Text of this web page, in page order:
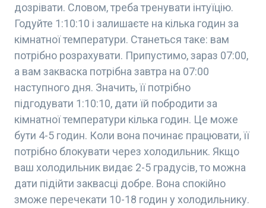
дозрівати. Словом, треба тренувати інтуїцію.
Годуйте 1:10:10 і залишаєте на кілька годин за
кімнатної температури. Станеться таке: вам
потрібно розрахувати. Припустимо, зараз 07:00,
а вам закваска потрібна завтра на 07:00
наступного дня. Значить, її потрібно
підгодувати 1:10:10, дати їй побродити за
кімнатної температури кілька годин. Це може
бути 4-5 годин. Коли вона починає працювати, її
потрібно блокувати через холодильник. Якщо
ваш холодильник видає 2-5 градусів, то можна
дати підійти заквасці добре. Вона спокійно
зможе перечекати 10-18 годин у холодильнику.